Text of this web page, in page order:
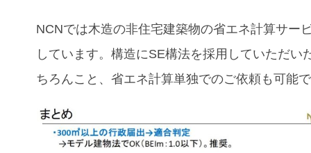
NCNでは木造の非住宅建築物の省エネ計算サー
しています。構造にSE構法を採用していただい
ちろんこと、省エネ計算単独でのご依頼も可能